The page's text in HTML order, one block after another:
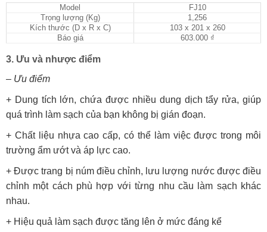
Model
FJ10
Trọng lượng (Kg)
1,256
Kích thước (D x R x C)
103 x 201 x 260
Báo giá
603.000 ₫
3. Ưu và nhược điểm
– Ưu điểm
+ Dung tích lớn, chứa được nhiều dung dịch tẩy rửa, giúp
quá trình làm sạch của bạn không bị gián đoạn.
+ Chất liệu nhựa cao cấp, có thể làm việc được trong môi
trường ẩm ướt và áp lực cao.
+ Được trang bị núm điều chỉnh, lưu lượng nước được điều
chỉnh một cách phù hợp với từng nhu cầu làm sạch khác
nhau.
+ Hiệu quả làm sạch được tăng lên ở mức đáng kể